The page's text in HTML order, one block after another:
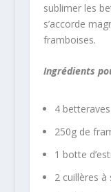
sublimer les
s’accorde
framboises.
Ingrédients
4
250g de
1 botte
2 cuillères